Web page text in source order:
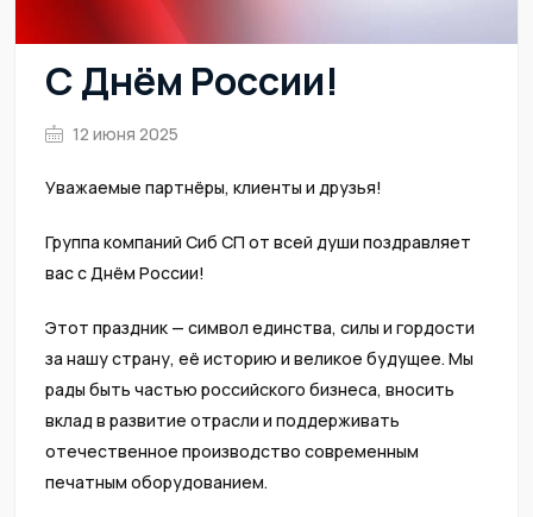
С Днём России!
12 июня 2025
Уважаемые партнёры, клиенты и друзья!
Группа компаний Сиб СП от всей души поздравляет
вас с Днём России!
Этот праздник — символ единства, силы и гордости
за нашу страну, её историю и великое будущее. Мы
рады быть частью российского бизнеса, вносить
вклад в развитие отрасли и поддерживать
отечественное производство современным
печатным оборудованием.